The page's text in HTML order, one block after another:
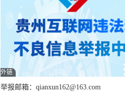
外链
举报邮箱：qianxun162@163.com